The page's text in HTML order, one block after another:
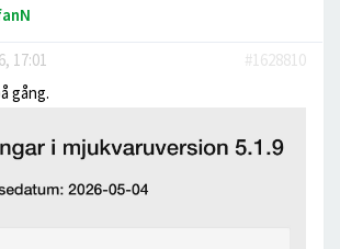
17:01
#1628810
gång.